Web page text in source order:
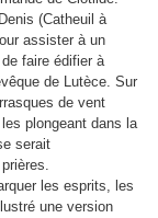
(Catheuil à
assister à un
faire édifier à
de Lutèce. Sur
de vent
plongeant dans la
serait
les esprits, les
une version